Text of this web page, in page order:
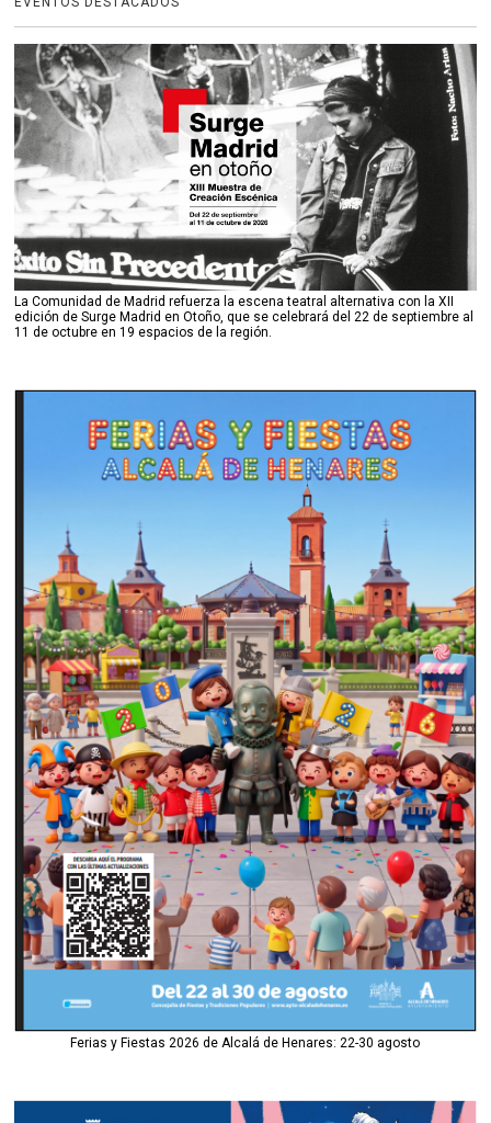
La Comunidad de Madrid refuerza la escena teatral alternativa con la XII
edición de Surge Madrid en Otoño, que se celebrará del 22 de septiembre al
11 de octubre en 19 espacios de la región.
Ferias y Fiestas 2026 de Alcalá de Henares: 22-30 agosto